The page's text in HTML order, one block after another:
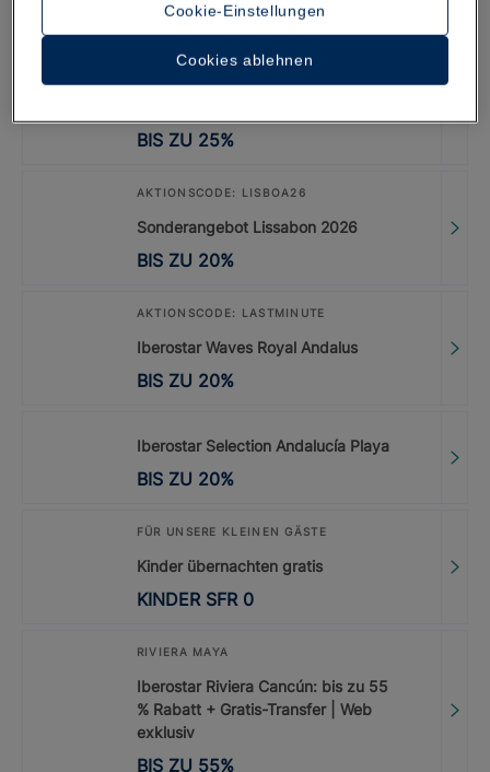
BIS ZU 30%
BIS ZU 25%
AKTIONSCODE: LISBOA26
Sonderangebot Lissabon 2026
BIS ZU 20%
AKTIONSCODE: LASTMINUTE
Iberostar Waves Royal Andalus
BIS ZU 20%
Iberostar Selection Andalucía Playa
BIS ZU 20%
FÜR UNSERE KLEINEN GÄSTE
Kinder übernachten gratis
KINDER SFR 0
RIVIERA MAYA
Iberostar Riviera Cancún: bis zu 55
% Rabatt + Gratis-Transfer | Web
exklusiv
BIS ZU 55%
Cookie-Einstellungen
Cookies ablehnen